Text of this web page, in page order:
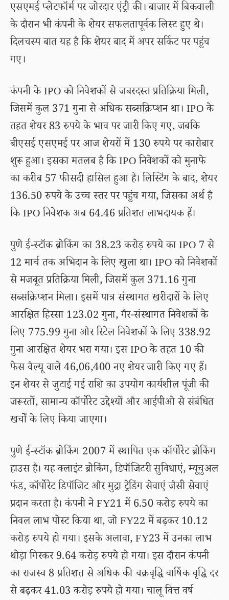
एसएमई प्लेटफॉर्म पर जोरदार एंट्री की। बाजार में बिकवाली
के दौरान भी कंपनी के शेयर सफलतापूर्वक लिस्ट हुए थे।
दिलचस्प बात यह है कि शेयर बाद में अपर सर्किट पर पहुंच
गए।
कंपनी के IPO को निवेशकों से जबरदस्त प्रतिक्रिया मिली,
जिसमें कुल 371 गुना से अधिक सब्सक्रिप्शन था। IPO के
तहत शेयर 83 रुपये के भाव पर जारी किए गए, जबकि
बीएसई एसएमई पर आज शेयरों में 130 रुपये पर कारोबार
शुरू हुआ। इसका मतलब है कि IPO निवेशकों को मुनाफे
का करीब 57 फीसदी हासिल हुआ है। लिस्टिंग के बाद, शेयर
136.50 रुपये के उच्च स्तर पर पहुंच गया, जिसका अर्थ है
कि IPO निवेशक अब 64.46 प्रतिशत लाभदायक हैं।
पुणे ई-स्टॉक ब्रोकिंग का 38.23 करोड़ रुपये का IPO 7 से
12 मार्च तक अभिदान के लिए खुला था। IPO को निवेशकों
से मजबूत प्रतिक्रिया मिली, जिसमें कुल 371.16 गुना
सब्सक्रिप्शन मिला। इसमें पात्र संस्थागत खरीदारों के लिए
आरक्षित हिस्सा 123.02 गुना, गैर-संस्थागत निवेशकों के
लिए 775.99 गुना और रिटेल निवेशकों के लिए 338.92
गुना आरक्षित शेयर भरा गया। इस IPO के तहत 10 की
फेस वैल्यू वाले 46,06,400 नए शेयर जारी किए गए हैं।
इन शेयर से जुटाई गई राशि का उपयोग कार्यशील पूंजी की
जरूरतों, सामान्य कॉर्पोरेट उद्देश्यों और आईपीओ से संबंधित
खर्चों के लिए किया जाएगा।
पुणे ई-स्टॉक ब्रोकिंग 2007 में स्थापित एक कॉर्पोरेट ब्रोकिंग
हाउस है। यह क्लाइंट ब्रोकिंग, डिपॉजिटरी सुविधाएं, म्यूचुअल
फंड, कॉर्पोरेट डिपॉजिट और मुद्रा ट्रेडिंग सेवाएं जैसी सेवाएं
प्रदान करता है। कंपनी ने FY21 में 6.50 करोड़ रुपये का
निवल लाभ पोस्ट किया था, जो FY22 में बढ़कर 10.12
करोड़ रुपये हो गया। इसके अलावा, FY23 में उनका लाभ
थोड़ा गिरकर 9.64 करोड़ रुपये हो गया। इस दौरान कंपनी
का राजस्व 8 प्रतिशत से अधिक की चक्रवृद्धि वार्षिक वृद्धि दर
से बढ़कर 41.03 करोड़ रुपये हो गया। चालू वित्त वर्ष